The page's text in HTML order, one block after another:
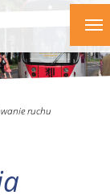
ruchu